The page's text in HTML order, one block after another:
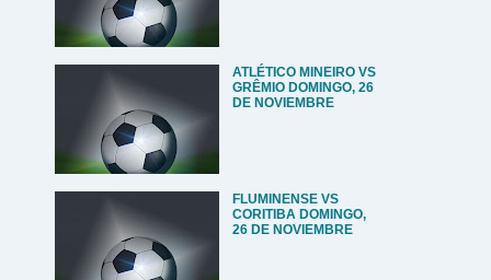
ATLÉTICO MINEIRO VS
GRÊMIO DOMINGO, 26
DE NOVIEMBRE
FLUMINENSE VS
CORITIBA DOMINGO,
26 DE NOVIEMBRE